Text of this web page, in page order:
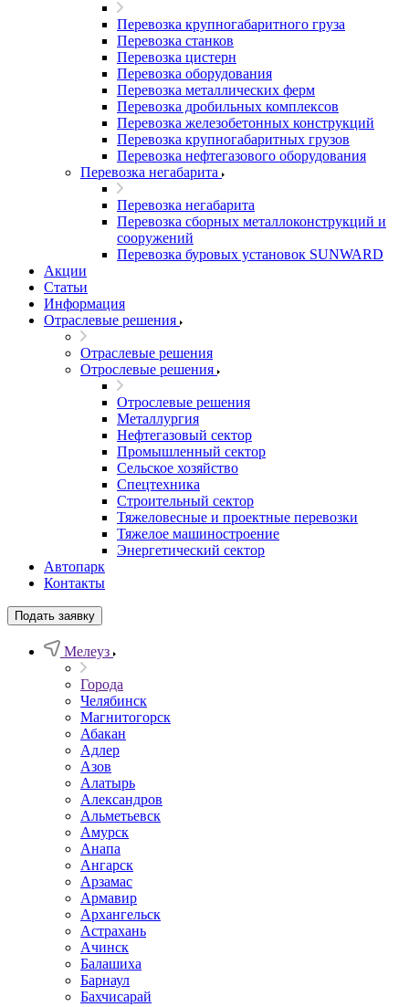
Перевозка крупногабаритного груза
Перевозка станков
Перевозка цистерн
Перевозка оборудования
Перевозка металлических ферм
Перевозка дробильных комплексов
Перевозка железобетонных конструкций
Перевозка крупногабаритных грузов
Перевозка нефтегазового оборудования
Перевозка негабарита
Перевозка негабарита
Перевозка сборных металлоконструкций и
сооружений
Перевозка буровых установок SUNWARD
Акции
Статьи
Информация
Отраслевые решения
Отраслевые решения
Отрослевые решения
Отрослевые решения
Металлургия
Нефтегазовый сектор
Промышленный сектор
Сельское хозяйство
Спецтехника
Строительный сектор
Тяжеловесные и проектные перевозки
Тяжелое машиностроение
Энергетический сектор
Автопарк
Контакты
Подать заявку
Мелеуз
Города
Челябинск
Магнитогорск
Абакан
Адлер
Азов
Алатырь
Александров
Альметьевск
Амурск
Анапа
Ангарск
Арзамас
Армавир
Архангельск
Астрахань
Ачинск
Балашиха
Барнаул
Бахчисарай